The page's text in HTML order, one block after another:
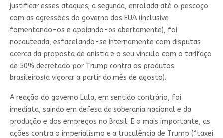
justificar esses ataques; a segunda, enrolada até o pescoço
com as agressões do governo dos EUA (inclusive
fomentando-os e apoiando-os abertamente), foi
nocauteada, esfacelando-se internamente com disputas
acerca da proposta de anistia e o seu vínculo com o tarifaço
de 50% decretado por Trump contra os produtos
brasileiros(a vigorar a partir do mês de agosto).
A reação do governo Lula, em sentido contrário, foi
imediata, saindo em defesa da soberania nacional e da
produção e dos empregos no Brasil. E o mais importante, as
ações contra o imperialismo e a truculência de Trump (“taxei